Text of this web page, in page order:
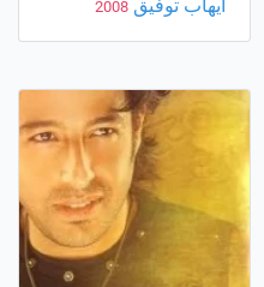
ايهاب توفيق 2008